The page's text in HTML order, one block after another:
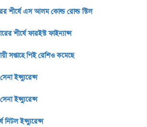
শীর্ষে এস আলম কোল্ড রোল্ড স্টিল
শীর্ষে ফারইস্ট ফাইন্যান্স
সপ্তাহে পিই রেশিও কমেছে
ইন্স্যুরেন্স
ইন্স্যুরেন্স
নিটল ইন্স্যুরেন্স